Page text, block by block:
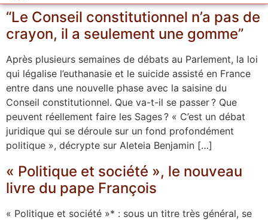
“Le Conseil constitutionnel n’a pas de
crayon, il a seulement une gomme”
Après plusieurs semaines de débats au Parlement, la loi
qui légalise l’euthanasie et le suicide assisté en France
entre dans une nouvelle phase avec la saisine du
Conseil constitutionnel. Que va-t-il se passer ? Que
peuvent réellement faire les Sages ? « C’est un débat
juridique qui se déroule sur un fond profondément
politique », décrypte sur Aleteia Benjamin […]
« Politique et société », le nouveau
livre du pape François
« Politique et société »* : sous un titre très général, se